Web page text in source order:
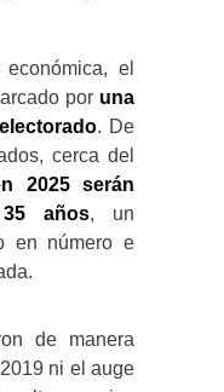
el
por una
. De
cerca del
2025 serán
años, un
en número e
de manera
ni el auge